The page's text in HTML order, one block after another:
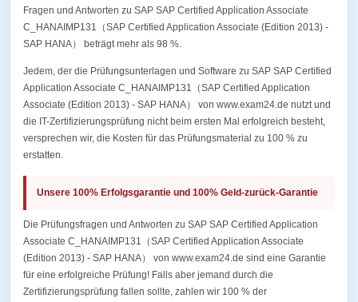
Fragen und Antworten zu SAP SAP Certified Application Associate
C_HANAIMP131（SAP Certified Application Associate (Edition 2013) -
SAP HANA） beträgt mehr als 98 %.
Jedem, der die Prüfungsunterlagen und Software zu SAP SAP Certified
Application Associate C_HANAIMP131（SAP Certified Application
Associate (Edition 2013) - SAP HANA） von www.exam24.de nutzt und
die IT-Zertifizierungsprüfung nicht beim ersten Mal erfolgreich besteht,
versprechen wir, die Kosten für das Prüfungsmaterial zu 100 % zu
erstatten.
Unsere 100% Erfolgsgarantie und 100% Geld-zurück-Garantie
Die Prüfungsfragen und Antworten zu SAP SAP Certified Application
Associate C_HANAIMP131（SAP Certified Application Associate
(Edition 2013) - SAP HANA） von www.exam24.de sind eine Garantie
für eine erfolgreiche Prüfung! Falls aber jemand durch die
Zertifizierungsprüfung fallen sollte, zahlen wir 100 % der